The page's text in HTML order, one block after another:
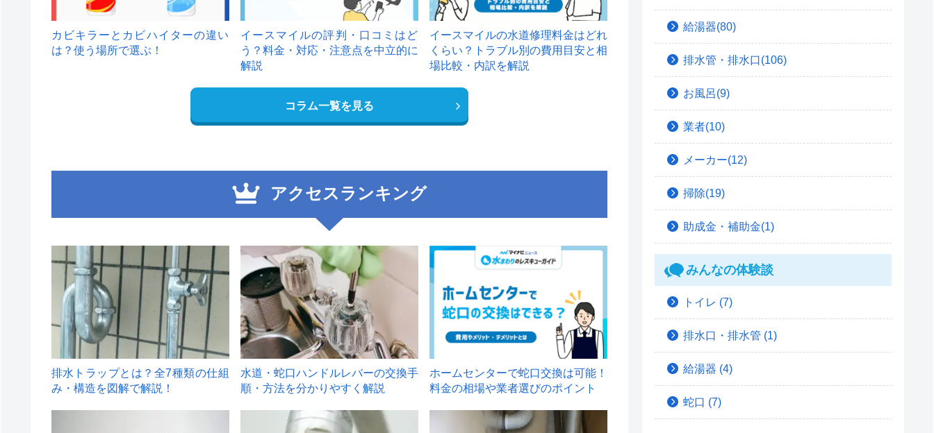
カビキラーとカビハイターの違い
は？使う場所で選ぶ！
イースマイルの評判・口コミはど
う？料金・対応・注意点を中立的に
解説
イースマイルの水道修理料金はどれ
くらい？トラブル別の費用目安と相
場比較・内訳を解説
コラム一覧を見る
アクセスランキング
1
排水トラップとは？全7種類の仕組
み・構造を図解で解説！
2
水道・蛇口ハンドルレバーの交換手
順・方法を分かりやすく解説
ホームセンターで蛇口交換は可能！
料金の相場や業者選びのポイント
給湯器(80)
排水管・排水口(106)
お風呂(9)
業者(10)
メーカー(12)
掃除(19)
助成金・補助金(1)
みんなの体験談
トイレ (7)
排水口・排水管 (1)
給湯器 (4)
蛇口 (7)